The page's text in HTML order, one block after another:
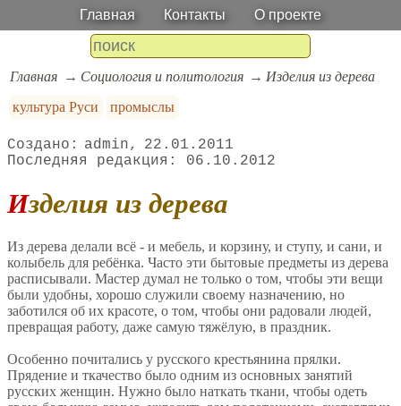
Главная Контакты О проекте
Главная Социология и политология
Изделия из дерева
культура Руси
промыслы
admin
22.01.2011
06.10.2012
Изделия из дерева
Из дерева делали всё - и мебель, и корзину, и ступу, и сани, и
колыбель для ребёнка. Часто эти бытовые предметы из дерева
расписывали. Мастер думал не только о том, чтобы эти вещи
были удобны, хорошо служили своему назначению, но
заботился об их красоте, о том, чтобы они радовали людей,
превращая работу, даже самую тяжёлую, в праздник.
Особенно почитались у русского крестьянина прялки.
Прядение и ткачество было одним из основных занятий
русских женщин. Нужно было наткать ткани, чтобы одеть